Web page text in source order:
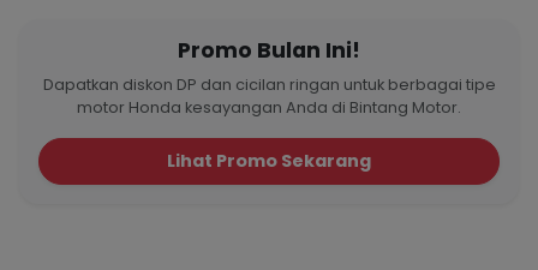
Promo Bulan Ini!
Dapatkan diskon DP dan cicilan ringan untuk berbagai tipe
motor Honda kesayangan Anda di Bintang Motor.
Lihat Promo Sekarang